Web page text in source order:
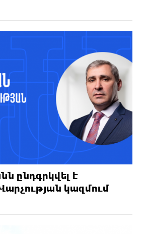
ընդգրկվել է
կազմում